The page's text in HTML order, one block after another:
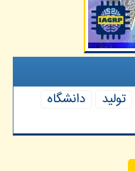
تولید
دانشگاه